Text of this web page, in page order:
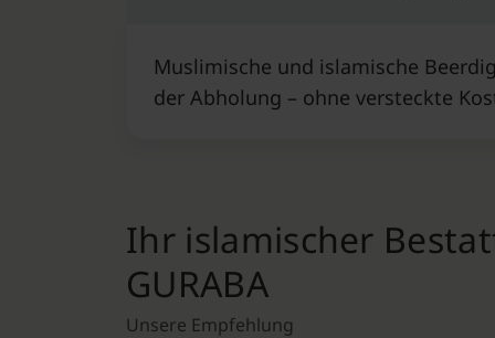
Muslimische und islamische
der Abholung – ohne versteckte
Ihr islamischer
GURABA
Unsere Empfehlung